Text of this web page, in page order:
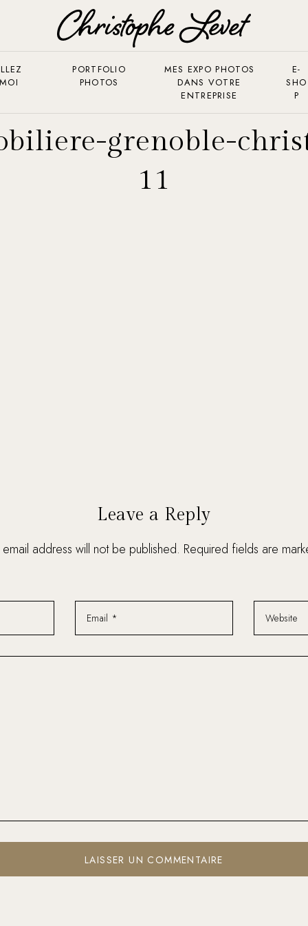
PORTFOLIO
PHOTOS
MES EXPO PHOTOS
DANS VOTRE
ENTREPRISE
E-
SHO
P
grenoble-
11
Leave a Reply
email address will not be published. Required fields are